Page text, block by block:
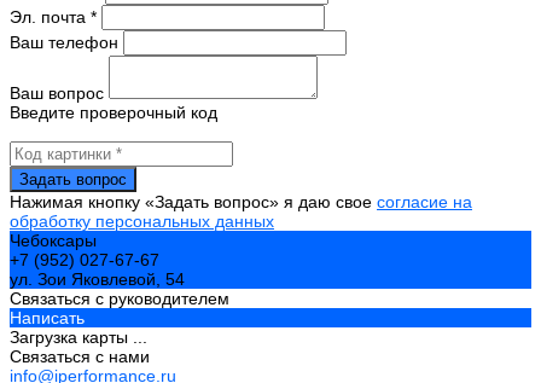
Эл. почта *
Ваш телефон
Ваш вопрос
Введите проверочный код
Нажимая кнопку «Задать вопрос» я даю свое согласие на
обработку персональных данных
Чебоксары
+7 (952) 027-67-67
ул. Зои Яковлевой, 54
Связаться с руководителем
Написать
Загрузка карты ...
Связаться с нами
info@iperformance.ru